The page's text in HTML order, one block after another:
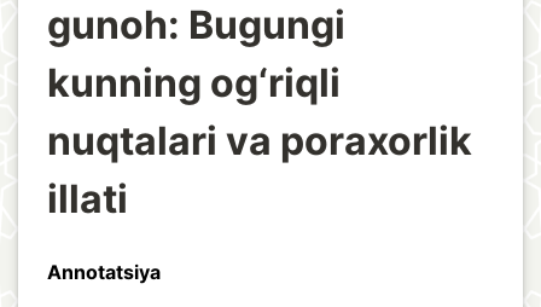
gunoh: Bugungi
kunning og‘riqli
nuqtalari va poraxorlik
illati
Annotatsiya